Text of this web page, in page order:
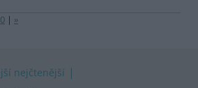
| »
nejčtenější